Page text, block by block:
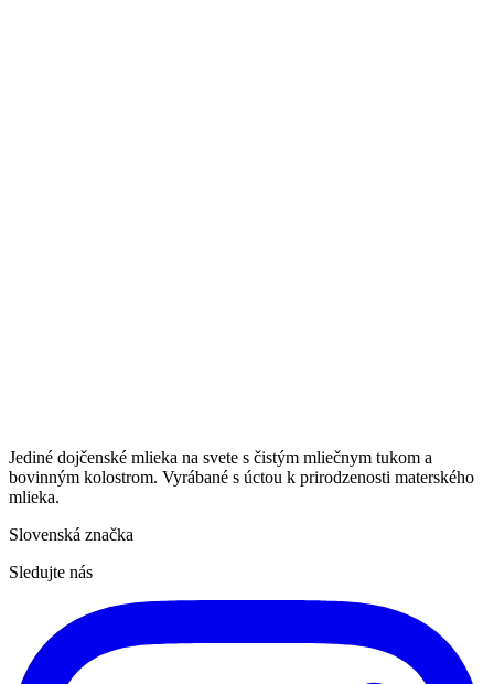
Jediné dojčenské mlieka na svete s čistým mliečnym tukom a
bovinným kolostrom. Vyrábané s úctou k prirodzenosti materského
mlieka.
Slovenská značka
Sledujte nás